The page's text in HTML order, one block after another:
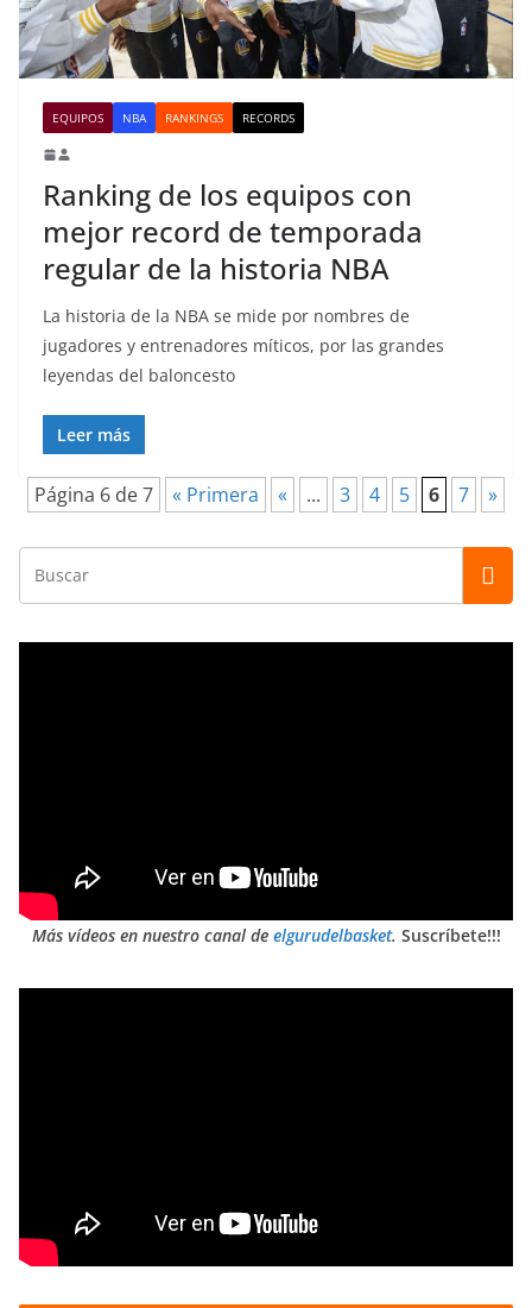
EQUIPOS NBA RANKINGS RECORDS
Ranking de los equipos con
mejor record de temporada
regular de la historia NBA
La historia de la NBA se mide por nombres de
jugadores y entrenadores míticos, por las grandes
leyendas del baloncesto
Leer más
Página 6 de 7 « Primera « ... 3 4 5 6 7 »
Más vídeos en nuestro canal de elgurudelbasket. Suscríbete!!!